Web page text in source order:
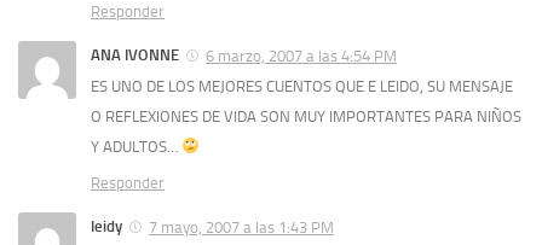
Responder
ANA IVONNE
6 marzo, 2007 a las 4:54 PM
ES UNO DE LOS MEJORES CUENTOS QUE E LEIDO, SU MENSAJE
O REFLEXIONES DE VIDA SON MUY IMPORTANTES PARA NIÑOS
Y ADULTOS…
Responder
leidy
7 mayo, 2007 a las 1:43 PM